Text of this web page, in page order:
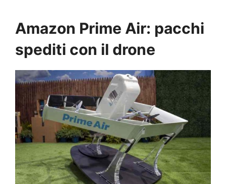
Amazon Prime Air: pacchi
spediti con il drone